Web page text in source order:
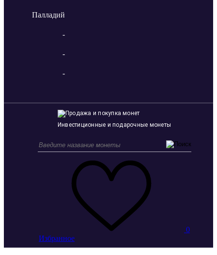
Палладий
-
-
-
Инвестиционные и подарочные монеты
0
Избранное